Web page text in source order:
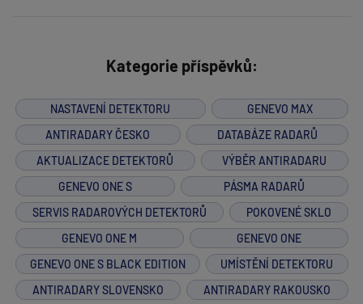
Kategorie příspěvků:
NASTAVENÍ DETEKTORU
GENEVO MAX
ANTIRADARY ČESKO
DATABÁZE RADARŮ
AKTUALIZACE DETEKTORŮ
VÝBĚR ANTIRADARU
GENEVO ONE S
PÁSMA RADARŮ
SERVIS RADAROVÝCH DETEKTORŮ
POKOVENÉ SKLO
GENEVO ONE M
GENEVO ONE
GENEVO ONE S BLACK EDITION
UMÍSTĚNÍ DETEKTORU
ANTIRADARY SLOVENSKO
ANTIRADARY RAKOUSKO